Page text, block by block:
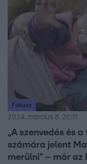
Fókusz
2024. március 8. 20:11
„A szenvedés és
számára jelent
merülni” – már az